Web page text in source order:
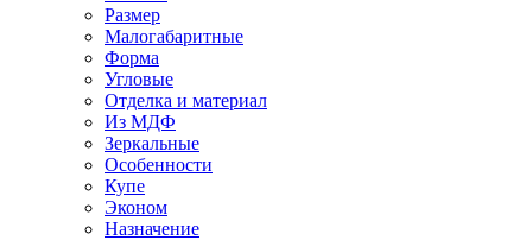
Размер
Малогабаритные
Форма
Угловые
Отделка и материал
Из МДФ
Зеркальные
Особенности
Купе
Эконом
Назначение